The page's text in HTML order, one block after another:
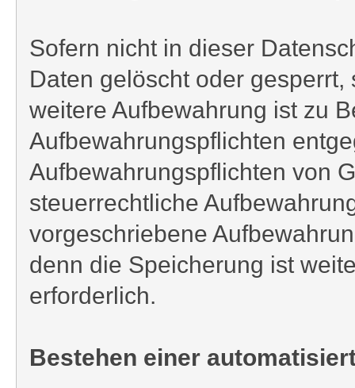
Sofern nicht in dieser
Daten gelöscht oder
weitere Aufbewahrung ist zu
Aufbewahrungspflichten
Aufbewahrungspflichten von
steuerrechtliche
vorgeschriebene
denn die Speicherung ist
erforderlich.
Bestehen einer